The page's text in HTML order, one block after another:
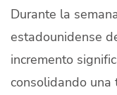
Mercados
Durante la
estadounidense
incremento
consolidando una